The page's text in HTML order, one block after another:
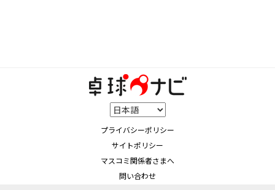
プライバシーポリシー
サイトポリシー
マスコミ関係者さまへ
問い合わせ